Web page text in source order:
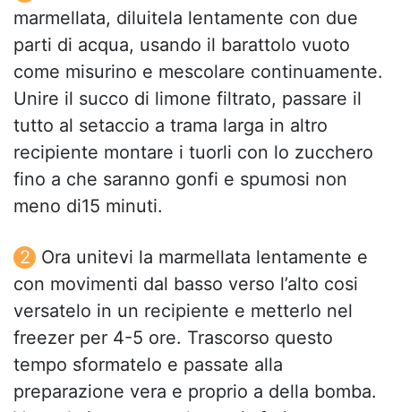
marmellata, diluitela lentamente con due
parti di acqua, usando il barattolo vuoto
come misurino e mescolare continuamente.
Unire il succo di limone filtrato, passare il
tutto al setaccio a trama larga in altro
recipiente montare i tuorli con lo zucchero
fino a che saranno gonfi e spumosi non
meno di15 minuti.
Ora unitevi la marmellata lentamente e
con movimenti dal basso verso l’alto cosi
versatelo in un recipiente e metterlo nel
freezer per 4-5 ore. Trascorso questo
tempo sformatelo e passate alla
preparazione vera e proprio a della bomba.